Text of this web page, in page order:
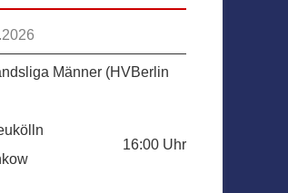
Männer (HVBerlin
16:00 Uhr